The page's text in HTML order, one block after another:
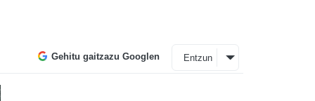
Gehitu gaitzazu Googlen Entzun